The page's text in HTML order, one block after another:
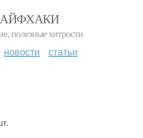
полезные хитрости
новости статьи